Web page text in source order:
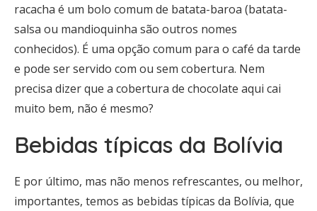
racacha é um bolo comum de batata-baroa (batata-
salsa ou mandioquinha são outros nomes
conhecidos). É uma opção comum para o café da tarde
e pode ser servido com ou sem cobertura. Nem
precisa dizer que a cobertura de chocolate aqui cai
muito bem, não é mesmo?
Bebidas típicas da Bolívia
E por último, mas não menos refrescantes, ou melhor,
importantes, temos as bebidas típicas da Bolívia, que